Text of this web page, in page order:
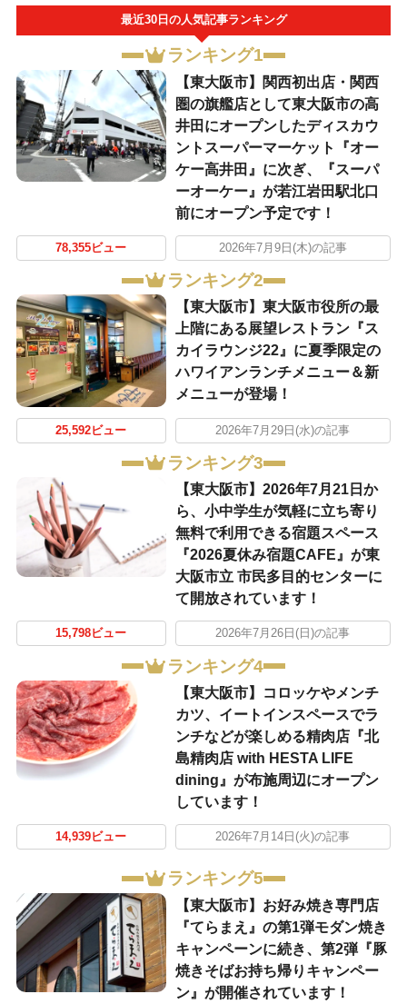
最近30日の人気記事ランキング
ランキング1
【東大阪市】関西初出店・関西
圏の旗艦店として東大阪市の高
井田にオープンしたディスカウ
ントスーパーマーケット『オー
ケー高井田』に次ぎ、『スーパ
ーオーケー』が若江岩田駅北口
前にオープン予定です！
78,355ビュー 2026年7月9日(木)の記事
ランキング2
【東大阪市】東大阪市役所の最
上階にある展望レストラン『ス
カイラウンジ22』に夏季限定の
ハワイアンランチメニュー＆新
メニューが登場！
25,592ビュー 2026年7月29日(水)の記事
ランキング3
【東大阪市】2026年7月21日か
ら、小中学生が気軽に立ち寄り
無料で利用できる宿題スペース
『2026夏休み宿題CAFE』が東
大阪市立 市民多目的センターに
て開放されています！
15,798ビュー 2026年7月26日(日)の記事
ランキング4
【東大阪市】コロッケやメンチ
カツ、イートインスペースでラ
ンチなどが楽しめる精肉店『北
島精肉店 with HESTA LIFE
dining』が布施周辺にオープン
しています！
14,939ビュー 2026年7月14日(火)の記事
ランキング5
【東大阪市】お好み焼き専門店
『てらまえ』の第1弾モダン焼き
キャンペーンに続き、第2弾『豚
焼きそばお持ち帰りキャンペー
ン』が開催されています！